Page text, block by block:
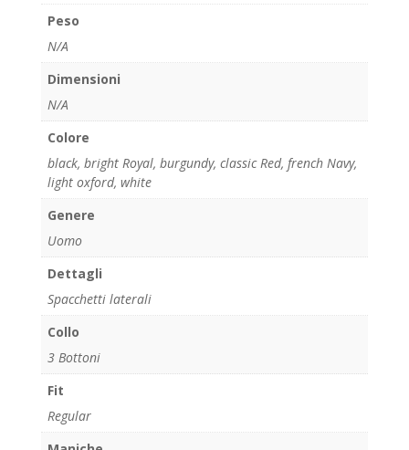
Peso
N/A
Dimensioni
N/A
Colore
black, bright Royal, burgundy, classic Red, french Navy,
light oxford, white
Genere
Uomo
Dettagli
Spacchetti laterali
Collo
3 Bottoni
Fit
Regular